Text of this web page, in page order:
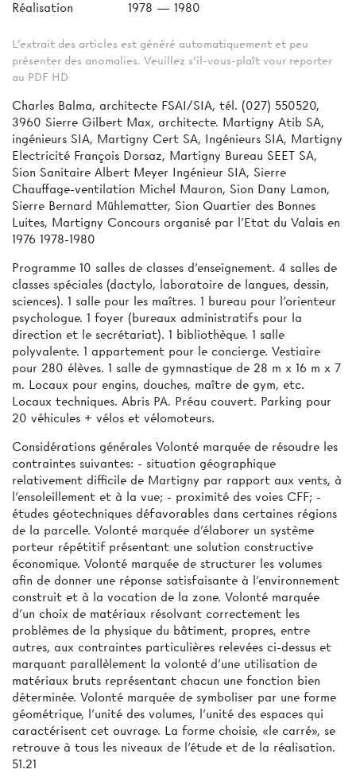
Réalisation
1978 — 1980
L'extrait des articles est généré automatiquement et peu
présenter des anomalies. Veuillez s'il-vous-plaît vour reporter
au PDF HD
Charles Balma, architecte FSAI/SIA, tél. (027) 550520,
3960 Sierre Gilbert Max, architecte. Martigny Atib SA,
ingénieurs SIA, Martigny Cert SA, Ingénieurs SIA, Martigny
Electricité François Dorsaz, Martigny Bureau SEET SA,
Sion Sanitaire Albert Meyer Ingénieur SIA, Sierre
Chauffage-ventilation Michel Mauron, Sion Dany Lamon,
Sierre Bernard Mühlematter, Sion Quartier des Bonnes
Luites, Martigny Concours organisé par l'Etat du Valais en
1976 1978-1980
Programme 10 salles de classes d'enseignement. 4 salles de
classes spéciales (dactylo, laboratoire de langues, dessin,
sciences). 1 salle pour les maîtres. 1 bureau pour l'orienteur
psychologue. 1 foyer (bureaux administratifs pour la
direction et le secrétariat). 1 bibliothèque. 1 salle
polyvalente. 1 appartement pour le concierge. Vestiaire
pour 280 élèves. 1 salle de gymnastique de 28 m x 16 m x 7
m. Locaux pour engins, douches, maître de gym, etc.
Locaux techniques. Abris PA. Préau couvert. Parking pour
20 véhicules + vélos et vélomoteurs.
Considérations générales Volonté marquée de résoudre les
contraintes suivantes: - situation géographique
relativement difficile de Martigny par rapport aux vents, à
l'ensoleillement et à la vue; - proximité des voies CFF; -
études géotechniques défavorables dans certaines régions
de la parcelle. Volonté marquée d'élaborer un système
porteur répétitif présentant une solution constructive
économique. Volonté marquée de structurer les volumes
afin de donner une réponse satisfaisante à l'environnement
construit et à la vocation de la zone. Volonté marquée
d'un choix de matériaux résolvant correctement les
problèmes de la physique du bâtiment, propres, entre
autres, aux contraintes particulières relevées ci-dessus et
marquant parallèlement la volonté d'une utilisation de
matériaux bruts représentant chacun une fonction bien
déterminée. Volonté marquée de symboliser par une forme
géométrique, l’unité des volumes, l'unité des espaces qui
caractérisent cet ouvrage. La forme choisie, «le carré», se
retrouve à tous les niveaux de l'étude et de la réalisation.
51.21